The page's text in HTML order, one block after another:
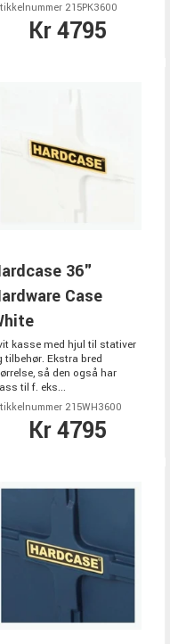
215PK3600
Kr 4795
36"
Case
kasse med hjul til stativer
tilbehør. Ekstra bred
så den også har
til f. eks...
215WH3600
Kr 4795